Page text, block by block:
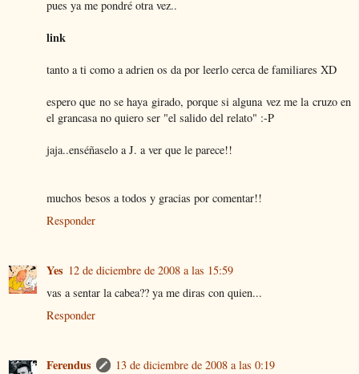
pues ya me pondré otra vez..
link
tanto a ti como a adrien os da por leerlo cerca de familiares XD
espero que no se haya girado, porque si alguna vez me la cruzo en
el grancasa no quiero ser "el salido del relato" :-P
jaja..enséñaselo a J. a ver que le parece!!
muchos besos a todos y gracias por comentar!!
Responder
Yes 12 de diciembre de 2008 a las 15:59
vas a sentar la cabea?? ya me diras con quien...
Responder
Ferendus 13 de diciembre de 2008 a las 0:19